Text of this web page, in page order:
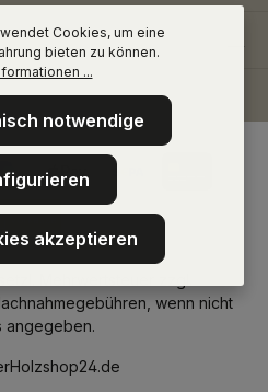
wenn nicht
angegeben.
Cookies, um eine
bieten zu können.
...
notwendige
akzeptieren